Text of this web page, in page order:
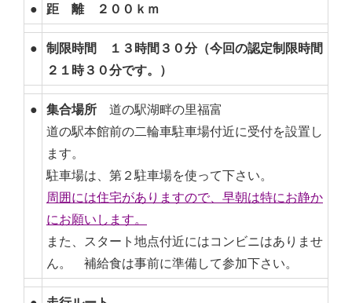
● 距 離 ２００ｋｍ
● 制限時間 １３時間３０分（今回の認定制限時間
２１時３０分です。）
● 集合場所 道の駅湖畔の里福富
道の駅本館前の二輪車駐車場付近に受付を設置し
ます。
駐車場は、第２駐車場を使って下さい。
周囲には住宅がありますので、早朝は特にお静か
にお願いします。
また、スタート地点付近にはコンビニはありませ
ん。 補給食は事前に準備して参加下さい。